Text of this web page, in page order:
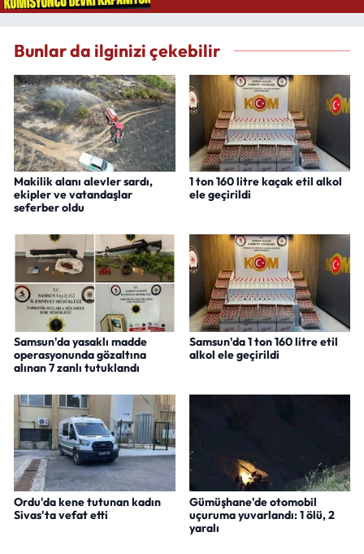
Bunlar da ilginizi çekebilir
Makilik alanı alevler sardı,
ekipler ve vatandaşlar
seferber oldu
1 ton 160 litre kaçak etil alkol
ele geçirildi
Samsun'da yasaklı madde
operasyonunda gözaltına
alınan 7 zanlı tutuklandı
Samsun'da 1 ton 160 litre etil
alkol ele geçirildi
Ordu'da kene tutunan kadın
Sivas'ta vefat etti
Gümüşhane'de otomobil
uçuruma yuvarlandı: 1 ölü, 2
yaralı